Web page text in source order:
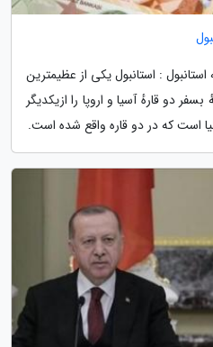
استانبول : استانبول یکی از عظیمترین
دو قارهٔ آسیا و اروپا را ازیکدیگر
است که در دو قاره واقع شده است.